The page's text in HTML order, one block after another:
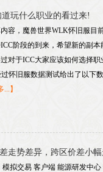
玩什么职业的看过来!
容，魔兽世界WLK怀旧服目
阶段的到来，希望新的副
对于ICC大家应该如何选择
怀旧服数据测试给出了以下
...】
走势差异，跨区价差小
拟交易 客户端 能源研发中心